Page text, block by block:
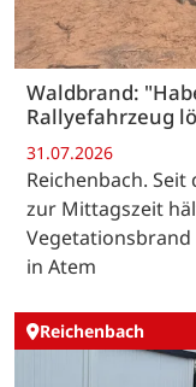
Waldbrand:
Rallyefahrzeug
31.07.2026
Reichenbach.
zur Mittagszeit
Vegetationsbrand
in Atem
Reichenbach